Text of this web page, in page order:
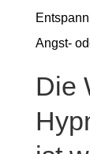
Angst-
Die